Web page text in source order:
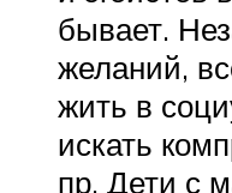
бывает.
желаний,
жить в
искать
пр. Дети с